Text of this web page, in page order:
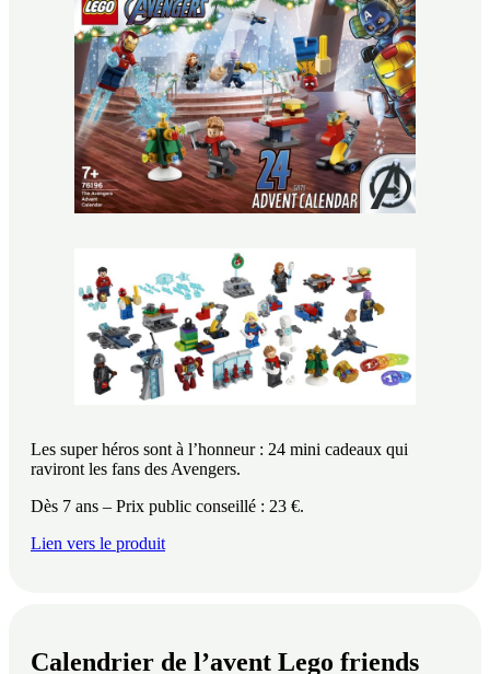
Les super héros sont à l’honneur : 24 mini cadeaux qui
raviront les fans des Avengers.
Dès 7 ans – Prix public conseillé : 23 €.
Lien vers le produit
Calendrier de l’avent Lego friends